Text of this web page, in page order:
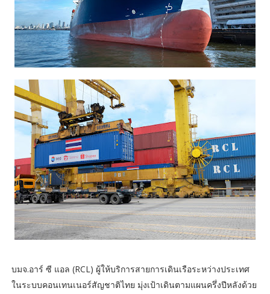
บมจ.อาร์ ซี แอล (RCL) ผู้ให้บริการสายการเดินเรือระหว่างประเทศ
ในระบบคอนเทนเนอร์สัญชาติไทย มุ่งเป้าเดินตามแผนครึ่งปีหลังด้วย